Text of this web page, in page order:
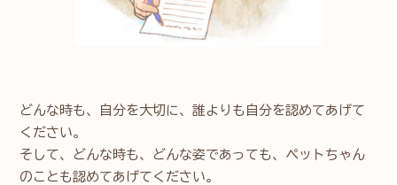
どんな時も、自分を大切に、誰よりも自分を認めてあげて
ください。
そして、どんな時も、どんな姿であっても、ペットちゃん
のことも認めてあげてください。